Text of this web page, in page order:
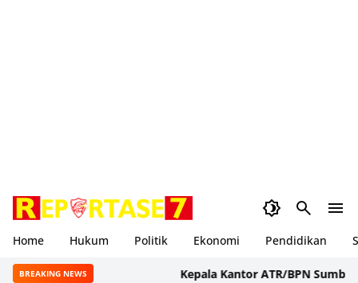
Home Hukum Politik Ekonomi Pendidikan
BREAKING NEWS Kepala Kantor ATR/BPN Sumbawa